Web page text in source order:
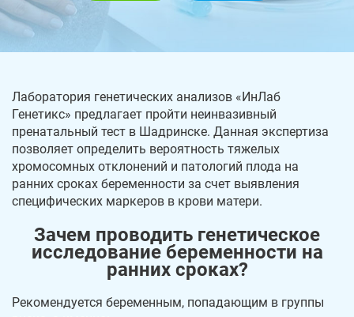
Лаборатория генетических анализов «ИнЛаб
Генетикс» предлагает пройти неинвазивный
пренатальный тест в Шадринске. Данная экспертиза
позволяет определить вероятность тяжелых
хромосомных отклонений и патологий плода на
ранних сроках беременности за счет выявления
специфических маркеров в крови матери.
Зачем проводить генетическое
исследование беременности на
ранних сроках?
Рекомендуется беременным, попадающим в группы